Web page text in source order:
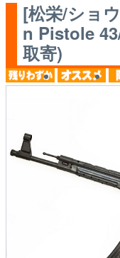
[松栄/ショ
n Pistole
取寄)